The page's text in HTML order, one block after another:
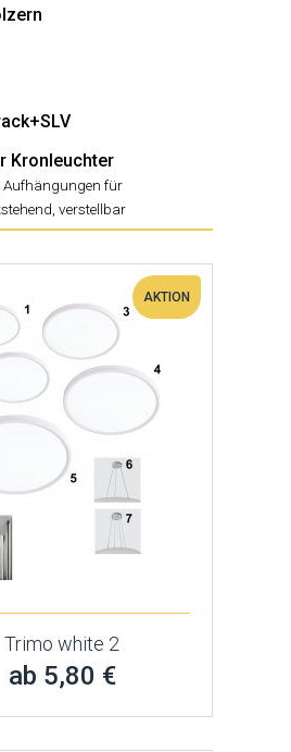
Kronleuchter
Aufhängungen für
verstellbar
AKTION
Trimo white 2
ab 5,80 €